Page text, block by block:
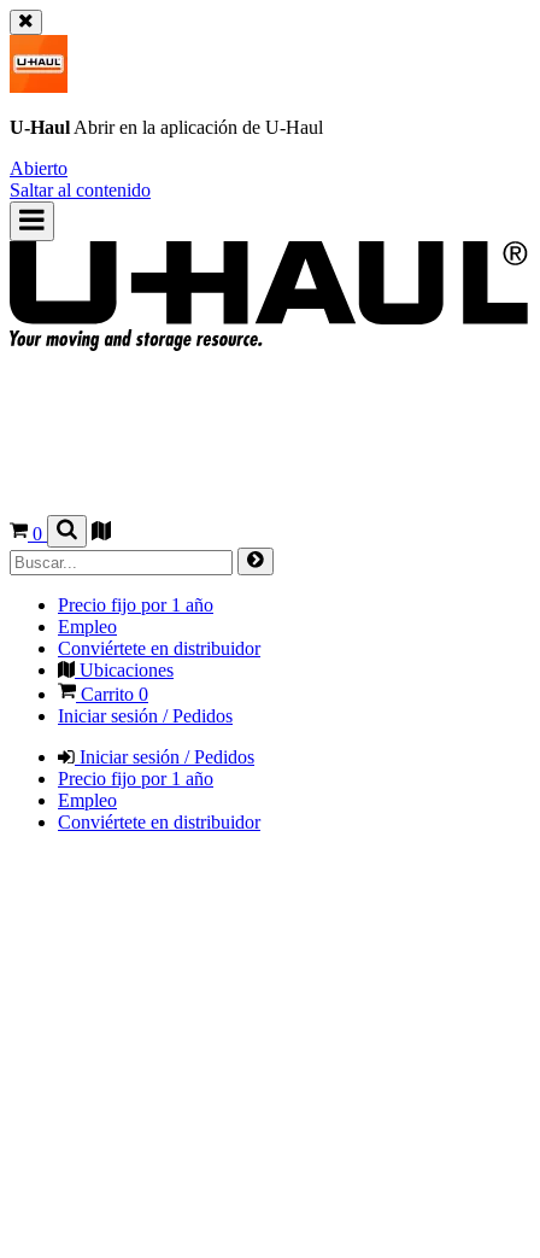
U-Haul Abrir en la aplicación de U-Haul
Abierto
Saltar al contenido
0
Precio fijo por 1 año
Empleo
Conviértete en distribuidor
Ubicaciones
Carrito 0
Iniciar sesión / Pedidos
Iniciar sesión / Pedidos
Precio fijo por 1 año
Empleo
Conviértete en distribuidor